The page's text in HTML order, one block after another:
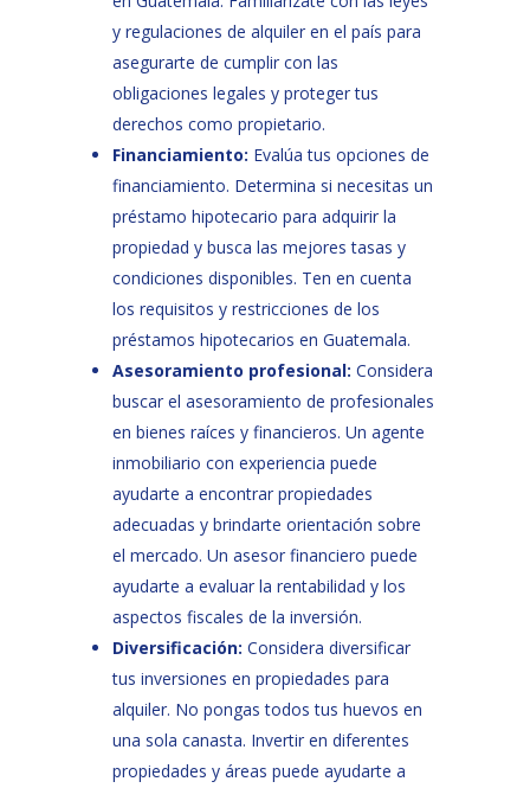
y regulaciones de alquiler en el país para
asegurarte de cumplir con las
obligaciones legales y proteger tus
derechos como propietario.
Financiamiento: Evalúa tus opciones de
financiamiento. Determina si necesitas un
préstamo hipotecario para adquirir la
propiedad y busca las mejores tasas y
condiciones disponibles. Ten en cuenta
los requisitos y restricciones de los
préstamos hipotecarios en Guatemala.
Asesoramiento profesional: Considera
buscar el asesoramiento de profesionales
en bienes raíces y financieros. Un agente
inmobiliario con experiencia puede
ayudarte a encontrar propiedades
adecuadas y brindarte orientación sobre
el mercado. Un asesor financiero puede
ayudarte a evaluar la rentabilidad y los
aspectos fiscales de la inversión.
Diversificación: Considera diversificar
tus inversiones en propiedades para
alquiler. No pongas todos tus huevos en
una sola canasta. Invertir en diferentes
propiedades y áreas puede ayudarte a